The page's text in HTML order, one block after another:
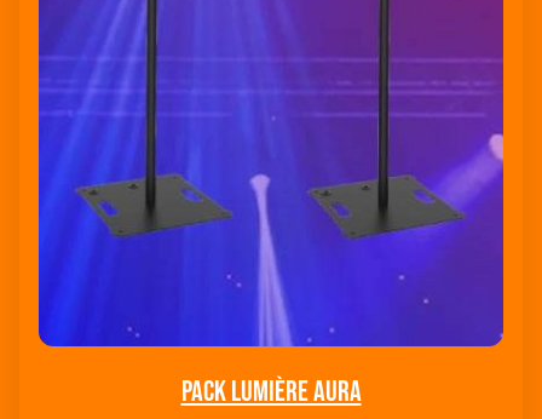
Pack Lumière Aura